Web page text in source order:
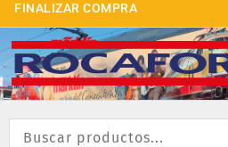
FINALIZAR COMPRA